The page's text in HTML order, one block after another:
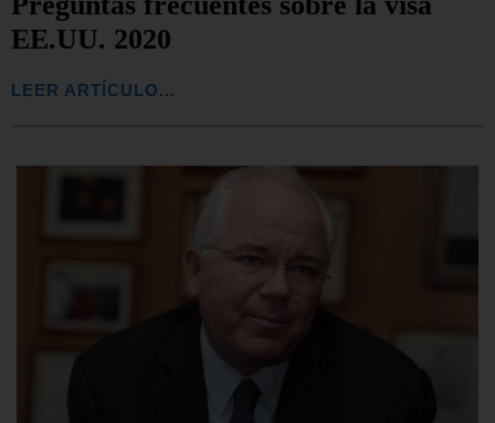
EE.UU. 2020
LEER ARTÍCULO...